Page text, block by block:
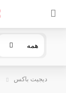
همه
دیجیت باکس